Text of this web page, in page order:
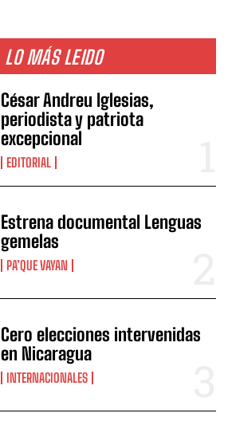
LO MÁS LEIDO
César Andreu Iglesias,
periodista y patriota
excepcional
EDITORIAL
Estrena documental Lenguas
gemelas
PA’QUE VAYAN
Cero elecciones intervenidas
en Nicaragua
INTERNACIONALES